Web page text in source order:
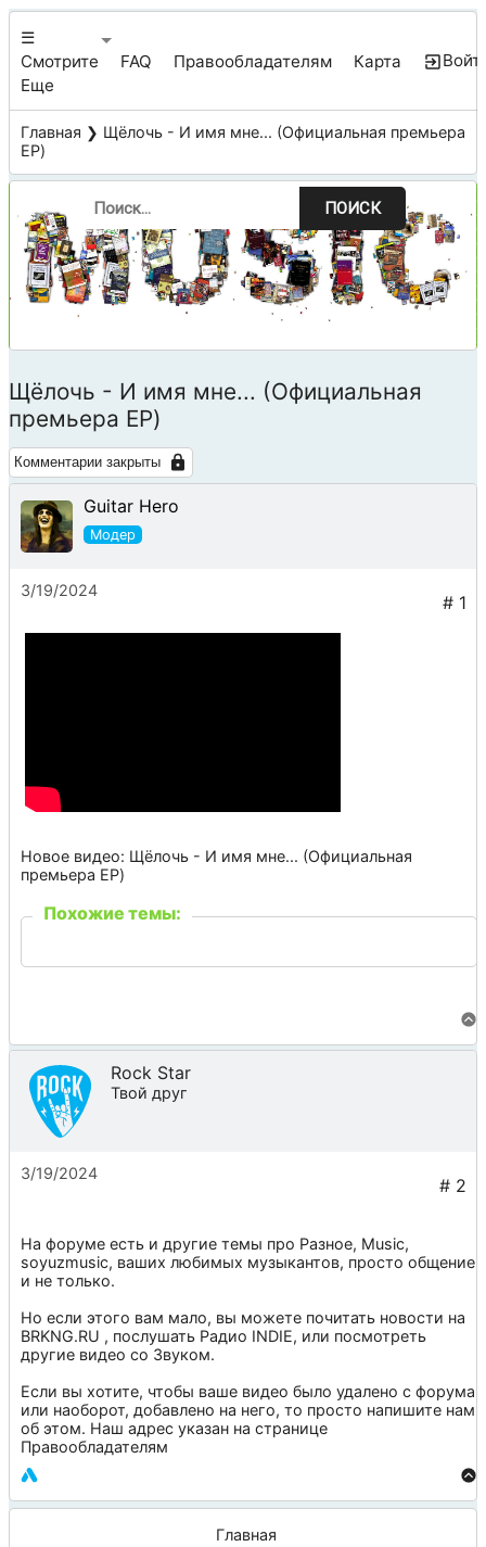
☰
Смотрите
Еще
FAQ Правообладателям Карта
Главная ❯ Щёлочь - И имя мне... (Официальная премьера
EP)
ПОИСК
Щёлочь - И имя мне... (Официальная
премьера EP)
Комментарии закрыты
Guitar Hero
3/19/2024
Новое видео: Щёлочь - И имя мне... (Официальная
премьера EP)
Похожие темы:
Rock Star
Твой друг
3/19/2024
На форуме есть и другие темы про Разное, Music,
soyuzmusic, ваших любимых музыкантов, просто общение
и не только.
Но если этого вам мало, вы можете почитать новости на
BRKNG.RU , послушать Радио INDIE, или посмотреть
другие видео со Звуком.
Если вы хотите, чтобы ваше видео было удалено с форума
или наоборот, добавлено на него, то просто напишите нам
об этом. Наш адрес указан на странице
Правообладателям
Главная